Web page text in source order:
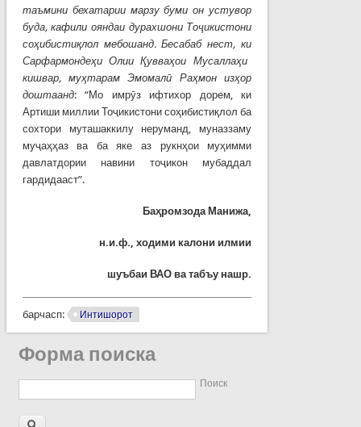
таъмини бехатарии марзу буми он устувор
буда, кафили ояндаи дурахшони Тоҷикистони
соҳибистиқлол мебошанд.Бесабаб нест,ки
Сарфармондеҳи Олии Қувваҳои Мусаллаҳи
кишвар, муҳтарам Эмомалӣ Раҳмонизҳор
доштаанд: “Мо имрӯз ифтихор дорем, ки
Артиши миллии Тоҷикистони соҳибистиқлол ба
сохтори муташаккилу неруманд, муназзаму
муҷаҳҳаз ва ба яке аз рукнҳои муҳимми
давлатдории навини тоҷикон мубаддал
гардидааст”.
Баҳромзода Манижа,
н.и.ф., ходими калони илмии
шуъбаи ВАО ва табъу нашр.
барчасп: Интишорот
Форма поиска
Поиск